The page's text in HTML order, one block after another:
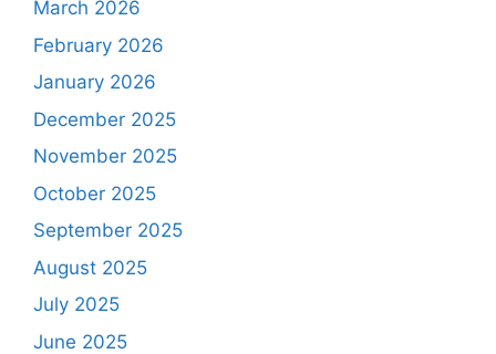
March 2026
February 2026
January 2026
December 2025
November 2025
October 2025
September 2025
August 2025
July 2025
June 2025